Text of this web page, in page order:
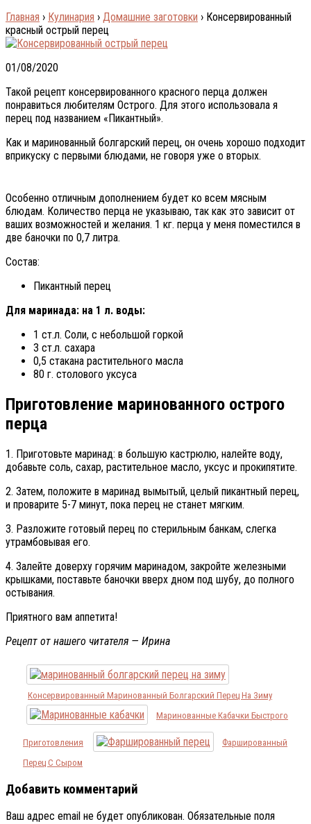
Главная › Кулинария › Домашние заготовки › Консервированный
красный острый перец
01/08/2020
Такой рецепт консервированного красного перца должен
понравиться любителям Острого. Для этого использовала я
перец под названием «Пикантный».
Как и маринованный болгарский перец, он очень хорошо подходит
вприкуску с первыми блюдами, не говоря уже о вторых.
Особенно отличным дополнением будет ко всем мясным
блюдам. Количество перца не указываю, так как это зависит от
ваших возможностей и желания. 1 кг. перца у меня поместился в
две баночки по 0,7 литра.
Состав:
Пикантный перец
Для маринада: на 1 л. воды:
1 ст.л. Соли, с небольшой горкой
3 ст.л. сахара
0,5 стакана растительного масла
80 г. столового уксуса
Приготовление маринованного острого
перца
1. Приготовьте маринад: в большую кастрюлю, налейте воду,
добавьте соль, сахар, растительное масло, уксус и прокипятите.
2. Затем, положите в маринад вымытый, целый пикантный перец,
и проварите 5-7 минут, пока перец не станет мягким.
3. Разложите готовый перец по стерильным банкам, слегка
утрамбовывая его.
4. Залейте доверху горячим маринадом, закройте железными
крышками, поставьте баночки вверх дном под шубу, до полного
остывания.
Приятного вам аппетита!
Рецепт от нашего читателя — Ирина
Консервированный Маринованный Болгарский Перец На Зиму
Маринованные Кабачки Быстрого
Приготовления
Фаршированный
Перец С Сыром
Добавить комментарий
Ваш адрес email не будет опубликован. Обязательные поля